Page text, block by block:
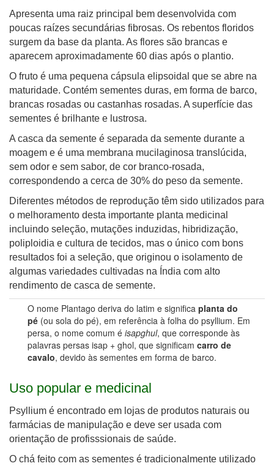
Apresenta uma raiz principal bem desenvolvida com
poucas raízes secundárias fibrosas. Os rebentos floridos
surgem da base da planta. As flores são brancas e
aparecem aproximadamente 60 dias após o plantio.
O fruto é uma pequena cápsula elipsoidal que se abre na
maturidade. Contém sementes duras, em forma de barco,
brancas rosadas ou castanhas rosadas. A superfície das
sementes é brilhante e lustrosa.
A casca da semente é separada da semente durante a
moagem e é uma membrana mucilaginosa translúcida,
sem odor e sem sabor, de cor branco-rosada,
correspondendo a cerca de 30% do peso da semente.
Diferentes métodos de reprodução têm sido utilizados para
o melhoramento desta importante planta medicinal
incluindo seleção, mutações induzidas, hibridização,
poliploidia e cultura de tecidos, mas o único com bons
resultados foi a seleção, que originou o isolamento de
algumas variedades cultivadas na Índia com alto
rendimento de casca de semente.
O nome Plantago deriva do latim e significa planta do
pé (ou sola do pé), em referência à folha do psyllium. Em
persa, o nome comum é isapghul, que corresponde às
palavras persas isap + ghol, que significam carro de
cavalo, devido às sementes em forma de barco.
Uso popular e medicinal
Psyllium é encontrado em lojas de produtos naturais ou
farmácias de manipulação e deve ser usada com
orientação de profisssionais de saúde.
O chá feito com as sementes é tradicionalmente utilizado